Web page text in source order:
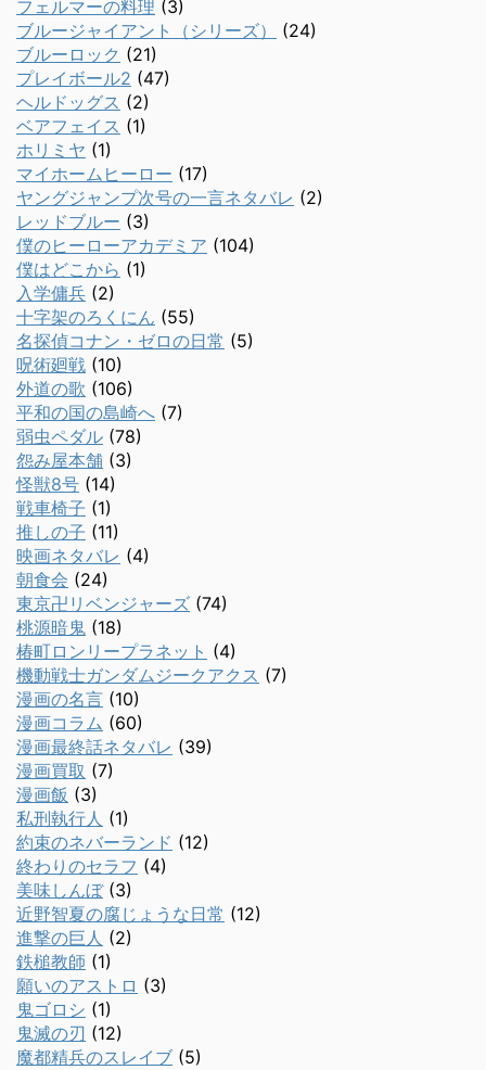
フェルマーの料理 (3)
ブルージャイアント（シリーズ）
(24)
ブルーロック (21)
プレイボール2 (47)
ヘルドッグス (2)
ベアフェイス (1)
ホリミヤ (1)
マイホームヒーロー (17)
ヤングジャンプ次号の一言ネタバレ (2)
レッドブルー (3)
僕のヒーローアカデミア (104)
僕はどこから (1)
入学傭兵 (2)
十字架のろくにん (55)
名探偵コナン・ゼロの日常 (5)
呪術廻戦 (10)
外道の歌 (106)
平和の国の島崎へ (7)
弱虫ペダル (78)
怨み屋本舗 (3)
怪獣8号 (14)
戦車椅子 (1)
推しの子 (11)
映画ネタバレ (4)
朝食会 (24)
東京卍リベンジャーズ (74)
桃源暗鬼 (18)
椿町ロンリープラネット (4)
機動戦士ガンダムジークアクス (7)
漫画の名言 (10)
漫画コラム (60)
漫画最終話ネタバレ (39)
漫画買取 (7)
漫画飯 (3)
私刑執行人 (1)
約束のネバーランド (12)
終わりのセラフ (4)
美味しんぼ(3)
近野智夏の腐じょうな日常 (12)
進撃の巨人 (2)
鉄槌教師 (1)
願いのアストロ (3)
鬼ゴロシ (1)
鬼滅の刃 (12)
魔都精兵のスレイブ (5)